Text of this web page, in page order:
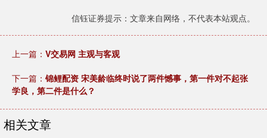
信钰证券提示：文章来自网络，不代表本站观点。
上一篇： V交易网 主观与客观
下一篇： 锦鲤配资 宋美龄临终时说了两件憾事，第一件对不起张
学良，第二件是什么？
相关文章